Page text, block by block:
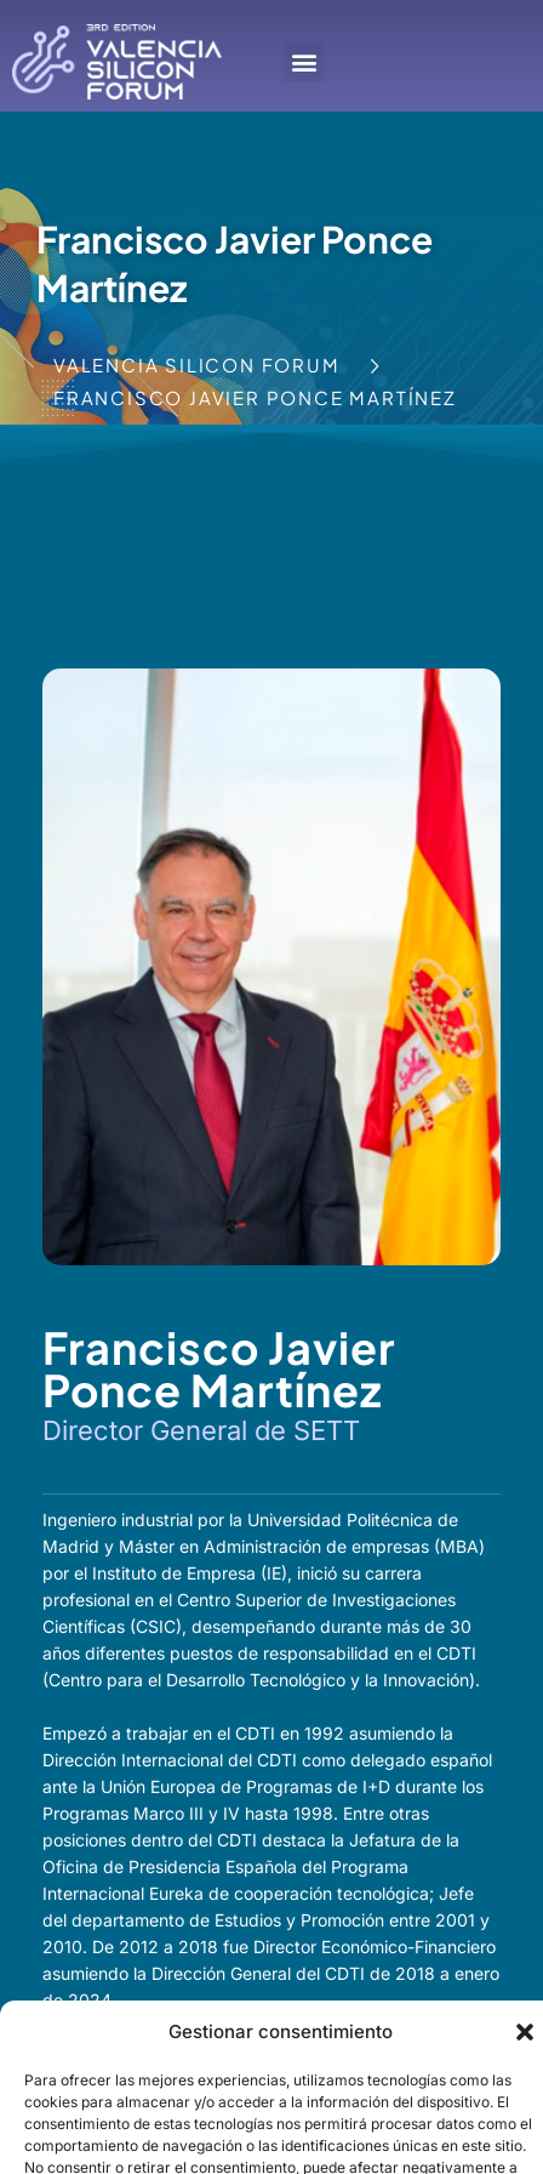
Gestionar consentimiento
Para ofrecer las mejores experiencias, utilizamos tecnologías como las
cookies para almacenar y/o acceder a la información del dispositivo. El
consentimiento de estas tecnologías nos permitirá procesar datos como el
comportamiento de navegación o las identificaciones únicas en este sitio.
No consentir o retirar el consentimiento, puede afectar negativamente a
Francisco Javier Ponce
Martínez
VALENCIA SILICON FORUM
FRANCISCO JAVIER PONCE MARTÍNEZ
Francisco Javier
Ponce Martínez
Director General de SETT
Ingeniero industrial por la Universidad Politécnica de
Madrid y Máster en Administración de empresas (MBA)
por el Instituto de Empresa (IE), inició su carrera
profesional en el Centro Superior de Investigaciones
Científicas (CSIC), desempeñando durante más de 30
años diferentes puestos de responsabilidad en el CDTI
(Centro para el Desarrollo Tecnológico y la Innovación).
Empezó a trabajar en el CDTI en 1992 asumiendo la
Dirección Internacional del CDTI como delegado español
ante la Unión Europea de Programas de I+D durante los
Programas Marco III y IV hasta 1998. Entre otras
posiciones dentro del CDTI destaca la Jefatura de la
Oficina de Presidencia Española del Programa
Internacional Eureka de cooperación tecnológica; Jefe
del departamento de Estudios y Promoción entre 2001 y
2010. De 2012 a 2018 fue Director Económico-Financiero
asumiendo la Dirección General del CDTI de 2018 a enero
de 2024.
de Microelectrónica y Semiconductores S.M.E. (SEMyS)
como director general Adjunto.
Actualmente es director general de SETT.